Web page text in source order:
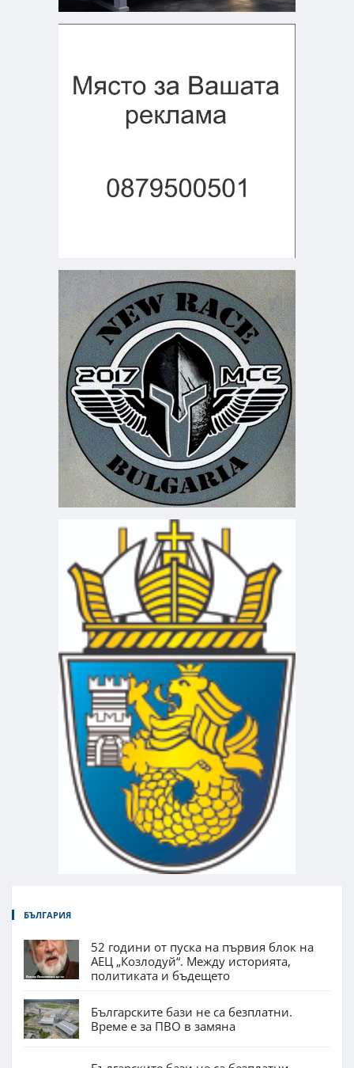
БЪЛГАРИЯ
52 години от пуска на първия блок на
АЕЦ „Козлодуй“. Между историята,
политиката и бъдещето
Българските бази не са безплатни.
Време е за ПВО в замяна